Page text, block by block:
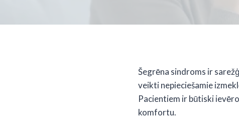
Šegrēna sindroms ir
veikti nepieciešamie
Pacientiem ir būtiski
komfortu.